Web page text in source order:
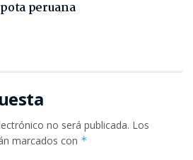
peruana
no será publicada. Los
marcados con *